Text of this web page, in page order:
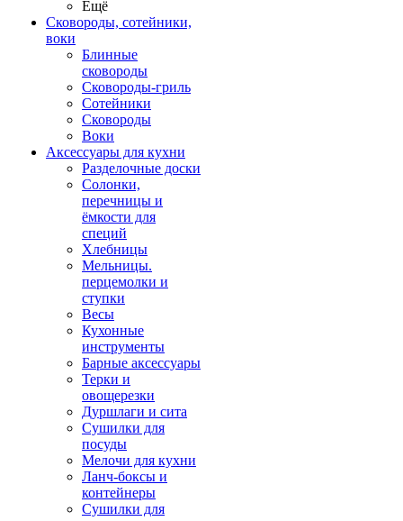
Ещё
Сковороды, сотейники,
воки
Блинные
сковороды
Сковороды-гриль
Сотейники
Сковороды
Воки
Аксессуары для кухни
Разделочные доски
Солонки,
перечницы и
ёмкости для
специй
Хлебницы
Мельницы.
перцемолки и
ступки
Весы
Кухонные
инструменты
Барные аксессуары
Терки и
овощерезки
Дуршлаги и сита
Сушилки для
посуды
Мелочи для кухни
Ланч-боксы и
контейнеры
Сушилки для